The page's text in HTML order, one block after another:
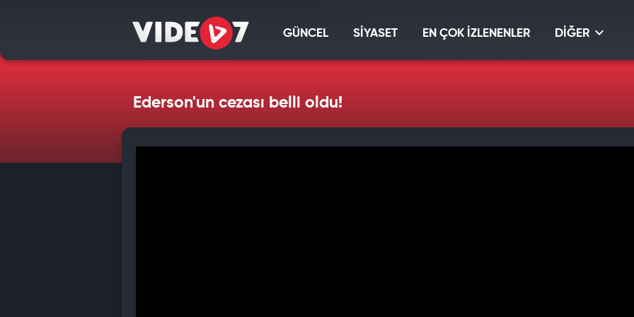
GÜNCEL SİYASET EN ÇOK İZLENENLER DİĞER
Ederson'un cezası belli oldu!